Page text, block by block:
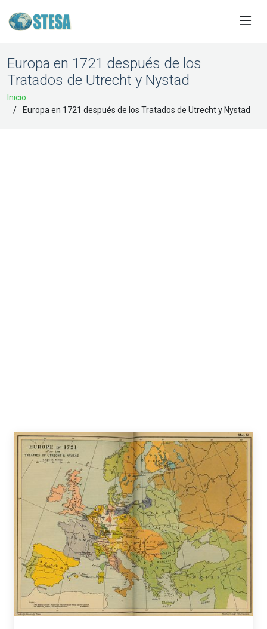
Europa en 1721 después de los
Tratados de Utrecht y Nystad
Inicio
Europa en 1721 después de los Tratados de Utrecht y Nystad